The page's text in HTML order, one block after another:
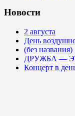
Новости
2 августа
День
(без названия)
ДРУЖБА —
Концерт в